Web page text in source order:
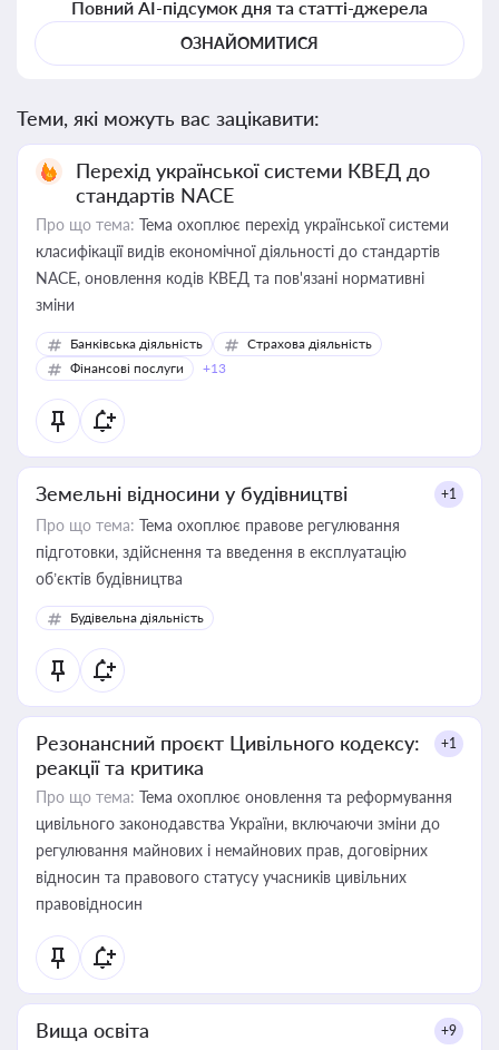
Повний AI-підсумок дня та статті-джерела
ОЗНАЙОМИТИСЯ
Теми, які можуть вас зацікавити:
Перехід української системи КВЕД до
стандартів NACE
Про що тема: Тема охоплює перехід української системи
класифікації видів економічної діяльності до стандартів
NACE, оновлення кодів КВЕД та пов'язані нормативні
зміни
Банківська діяльність
Страхова діяльність
Фінансові послуги
+13
Земельні відносини у будівництві +1
Про що тема: Тема охоплює правове регулювання
підготовки, здійснення та введення в експлуатацію
об’єктів будівництва
Будівельна діяльність
Резонансний проєкт Цивільного кодексу:
реакції та критика
+1
Про що тема: Тема охоплює оновлення та реформування
цивільного законодавства України, включаючи зміни до
регулювання майнових і немайнових прав, договірних
відносин та правового статусу учасників цивільних
правовідносин
Вища освіта +9